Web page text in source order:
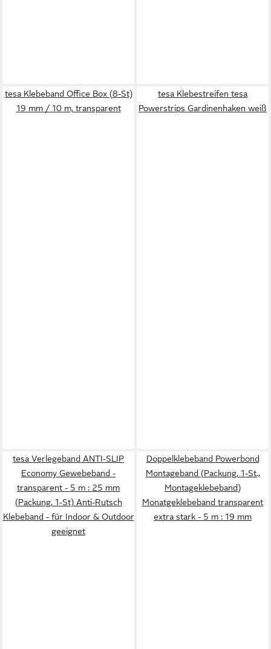
tesa Klebeband Office Box (8-St)
19 mm / 10 m, transparent
tesa Klebestreifen tesa
Powerstrips Gardinenhaken weiß
tesa Verlegeband ANTI-SLIP
Economy Gewebeband -
transparent - 5 m : 25 mm
(Packung, 1-St) Anti-Rutsch
Klebeband - für Indoor & Outdoor
geeignet
Doppelklebeband Powerbond
Montageband (Packung, 1-St.,
Montageklebeband)
Monatgeklebeband transparent
extra stark - 5 m : 19 mm